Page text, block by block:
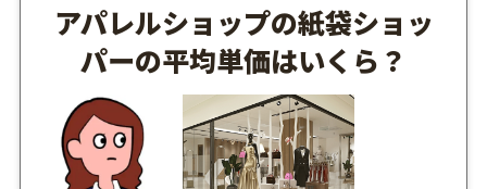
アパレルショップの紙袋ショッ
パーの平均単価はいくら？